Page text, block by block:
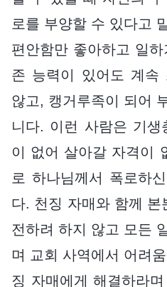
로를 부양할 수 있다고
편안함만 좋아하고 일
존 능력이 있어도 계속
않고, 캥거루족이 되어
니다. 이런 사람은 기생
이 없어 살아갈 자격이
로 하나님께서 폭로하
다. 천징 자매와 함께
전하려 하지 않고 모든
며 교회 사역에서 어려
징 자매에게 해결하라